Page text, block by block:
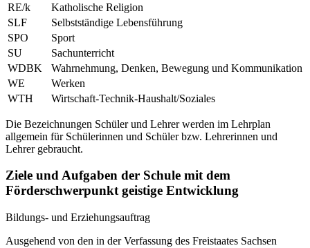
RE/k
Katholische Religion
SLF
Selbstständige Lebensführung
SPO
Sport
SU
Sachunterricht
WDBK
Wahrnehmung, Denken, Bewegung und Kommunikation
WE
Werken
WTH
Wirtschaft-Technik-Haushalt/Soziales
Die Bezeichnungen Schüler und Lehrer werden im Lehrplan
allgemein für Schülerinnen und Schüler bzw. Lehrerinnen und
Lehrer gebraucht.
Ziele und Aufgaben der Schule mit dem
Förderschwerpunkt geistige Entwicklung
Bildungs- und Erziehungsauftrag
Ausgehend von den in der Verfassung des Freistaates Sachsen